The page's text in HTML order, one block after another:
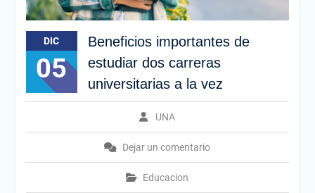
DIC
05
Beneficios importantes de
estudiar dos carreras
universitarias a la vez
UNA
Dejar un comentario
Educacion